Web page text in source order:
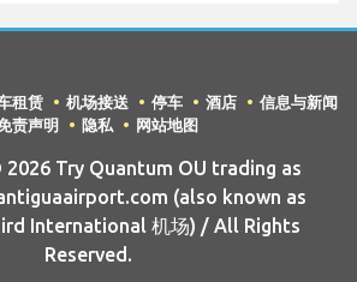
租赁 机场接送 停车 酒店
信息与新闻
责声明
隐私 网站地图
2026 Try Quantum OU trading as
(also known as
International 机场) / All Rights
Reserved.